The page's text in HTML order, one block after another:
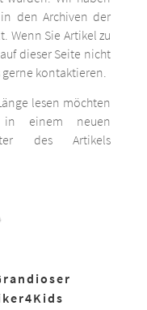
den Archiven der
Wenn Sie Artikel zu
dieser Seite nicht
kontaktieren.
lesen möchten
in einem neuen
des Artikels